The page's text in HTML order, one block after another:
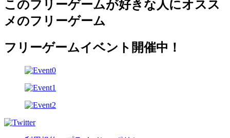
このフリーゲームが好きな人にオスス
メのフリーゲーム
フリーゲームイベント開催中！